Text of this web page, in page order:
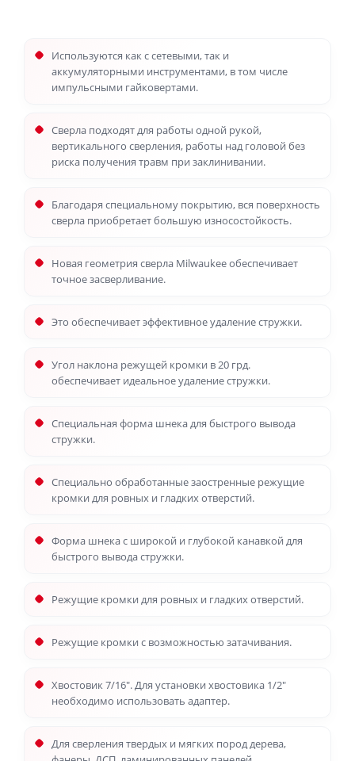
Используются как с сетевыми, так и
аккумуляторными инструментами, в том числе
импульсными гайковертами.
Сверла подходят для работы одной рукой,
вертикального сверления, работы над головой без
риска получения травм при заклинивании.
Благодаря специальному покрытию, вся поверхность
сверла приобретает большую износостойкость.
Новая геометрия сверла Milwaukee обеспечивает
точное засверливание.
Это обеспечивает эффективное удаление стружки.
Угол наклона режущей кромки в 20 грд.
обеспечивает идеальное удаление стружки.
Специальная форма шнека для быстрого вывода
стружки.
Специально обработанные заостренные режущие
кромки для ровных и гладких отверстий.
Форма шнека с широкой и глубокой канавкой для
быстрого вывода стружки.
Режущие кромки для ровных и гладких отверстий.
Режущие кромки с возможностью затачивания.
Хвостовик 7/16". Для установки хвостовика 1/2"
необходимо использовать адаптер.
Для сверления твердых и мягких пород дерева,